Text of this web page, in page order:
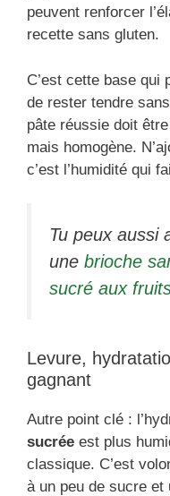
peuvent renforcer
recette sans gluten.
C’est cette base qui
de rester tendre
pâte réussie doit
mais homogène.
c’est l’humidité qui
Tu peux aussi
une brioche
sucré aux
Levure,
gagnant
Autre point clé :
sucrée est plus
classique. C’est
à un peu de sucre et